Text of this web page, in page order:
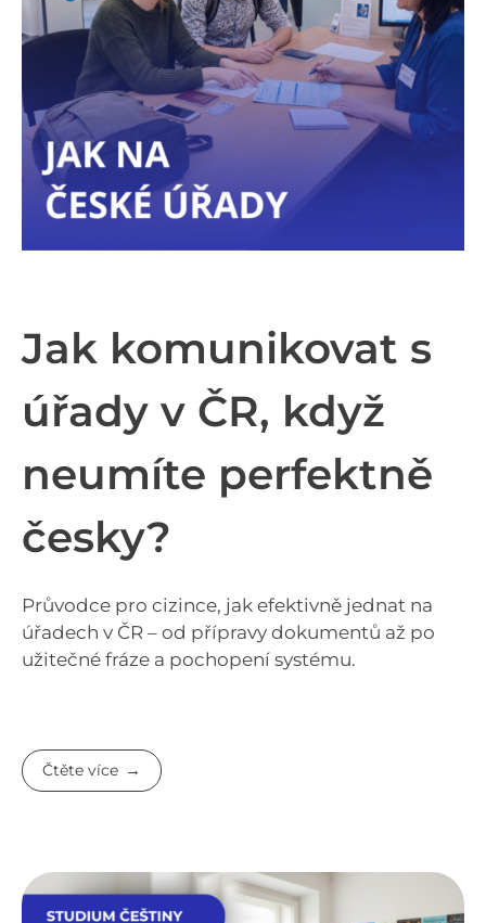
Jak komunikovat s
úřady v ČR, když
neumíte perfektně
česky?
Průvodce pro cizince, jak efektivně jednat na
úřadech v ČR – od přípravy dokumentů až po
užitečné fráze a pochopení systému.
Čtěte více